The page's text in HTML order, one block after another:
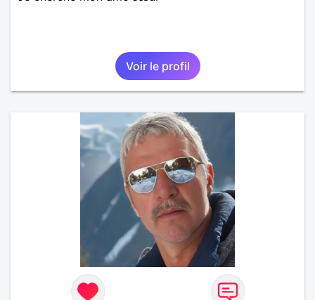
Voir le profil